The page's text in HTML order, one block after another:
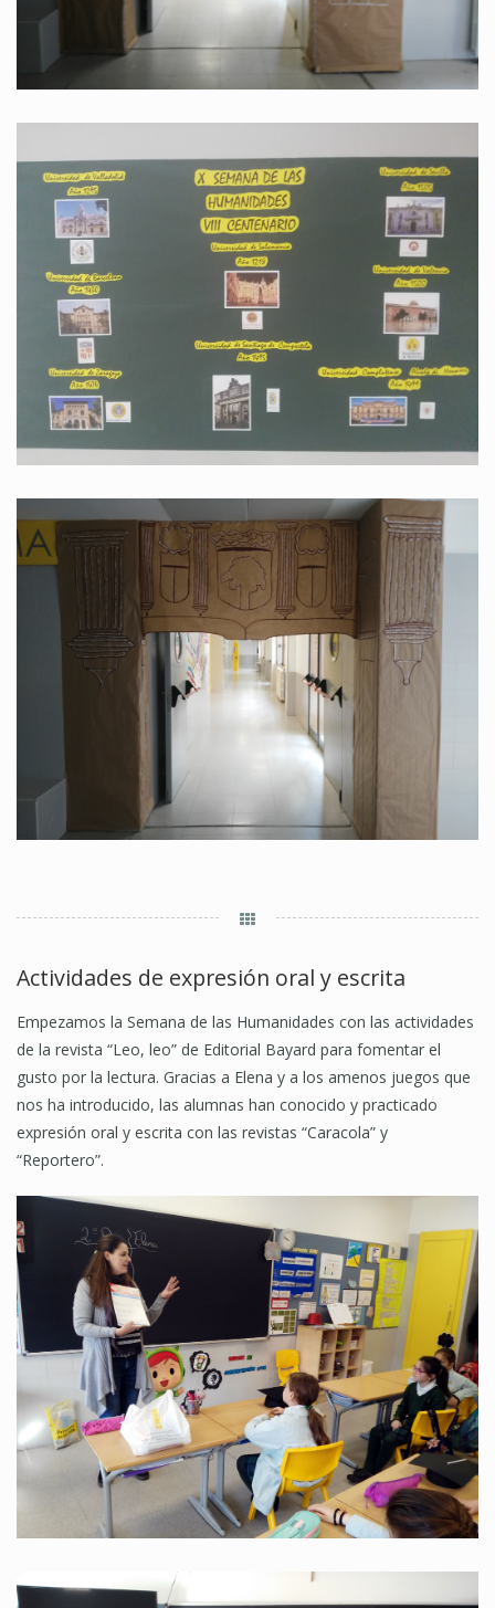
Actividades de expresión oral y escrita
Empezamos la Semana de las Humanidades con las actividades
de la revista “Leo, leo” de Editorial Bayard para fomentar el
gusto por la lectura. Gracias a Elena y a los amenos juegos que
nos ha introducido, las alumnas han conocido y practicado
expresión oral y escrita con las revistas “Caracola” y
“Reportero”.